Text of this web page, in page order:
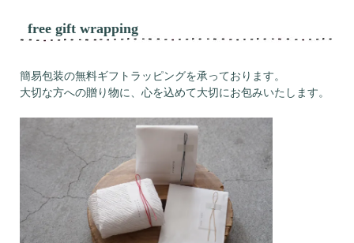
free gift wrapping
簡易包装の無料ギフトラッピングを承っております。
大切な方への贈り物に、心を込めて大切にお包みいたします。